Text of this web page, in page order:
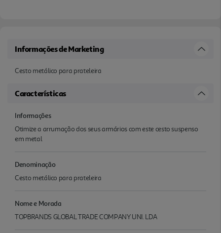
Informações de Marketing
Cesto metálico para prateleira
Características
Informações
Otimize a arrumação dos seus armários com este cesto suspenso
em metal
Denominação
Cesto metálico para prateleira
Nome e Morada
TOPBRANDS GLOBAL TRADE COMPANY UNI. LDA